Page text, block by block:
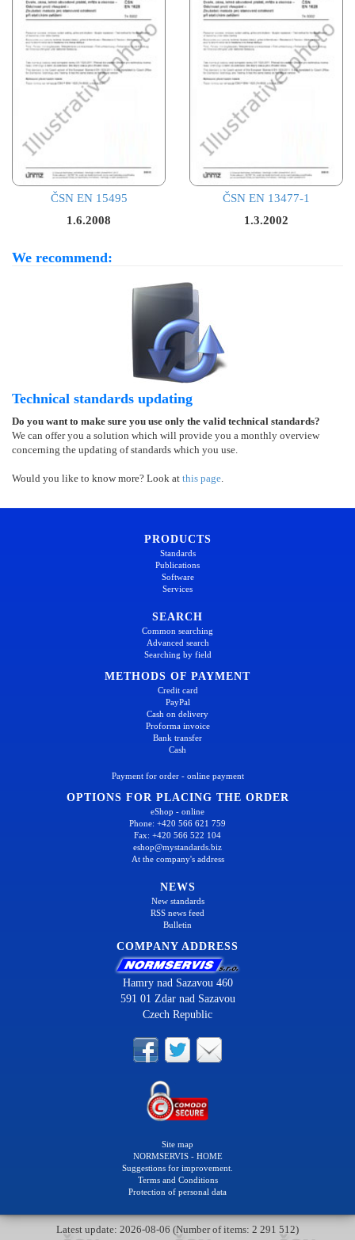
ČSN EN 15495
1.6.2008
ČSN EN 13477-1
1.3.2002
We recommend:
Technical standards updating
Do you want to make sure you use only the valid technical standards?
We can offer you a solution which will provide you a monthly overview
concerning the updating of standards which you use.
Would you like to know more? Look at this page.
PRODUCTS
Standards
Publications
Software
Services
SEARCH
Common searching
Advanced search
Searching by field
METHODS OF PAYMENT
Credit card
PayPal
Cash on delivery
Proforma invoice
Bank transfer
Cash
Payment for order - online payment
OPTIONS FOR PLACING THE ORDER
eShop - online
Phone: +420 566 621 759
Fax: +420 566 522 104
eshop@mystandards.biz
At the company's address
NEWS
New standards
RSS news feed
Bulletin
COMPANY ADDRESS
Hamry nad Sazavou 460
591 01 Zdar nad Sazavou
Czech Republic
Site map
NORMSERVIS - HOME
Suggestions for improvement.
Terms and Conditions
Protection of personal data
Latest update: 2026-08-06 (Number of items: 2 291 512)